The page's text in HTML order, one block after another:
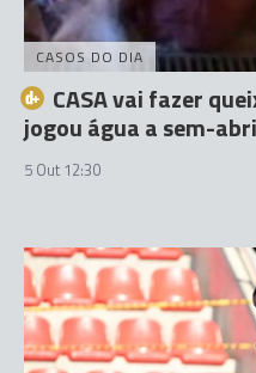
CASOS DO DIA
CASA vai fazer
jogou água a sem-
5 Out 12:30